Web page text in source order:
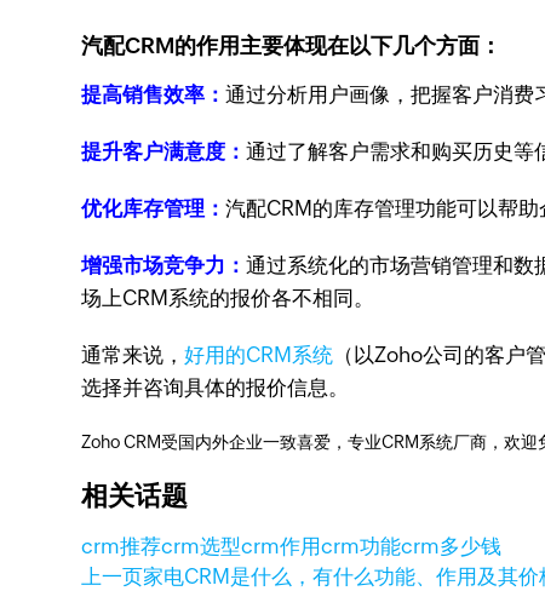
汽配CRM的作用主要体现在以下几个方面：
提高销售效率：通过分析用户画像，把握客户消费
提升客户满意度：通过了解客户需求和购买历史等
优化库存管理：汽配CRM的库存管理功能可以帮
增强市场竞争力：通过系统化的市场营销管理和
场上CRM系统的报价各不相同。
通常来说，好用的CRM系统 （以Zoho公司的客户
选择并咨询具体的报价信息。
Zoho CRM受国内外企业一致喜爱，专业CRM系统厂商，欢迎
相关话题
crm推荐crm选型crm作用crm功能crm多少钱
上一页家电CRM是什么，有什么功能、作用及其价